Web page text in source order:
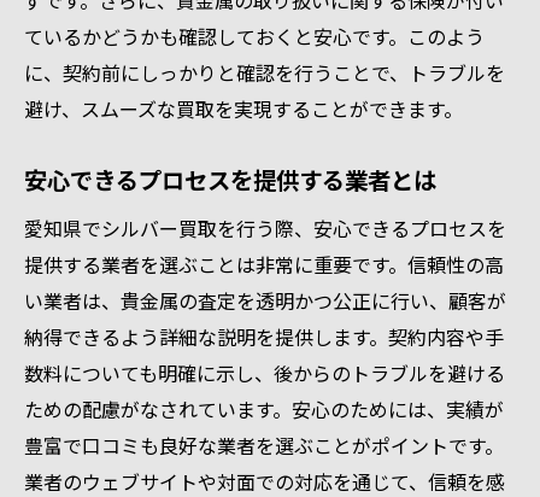
ているかどうかも確認しておくと安心です。このよう
に、契約前にしっかりと確認を行うことで、トラブルを
避け、スムーズな買取を実現することができます。
安心できるプロセスを提供する業者とは
愛知県でシルバー買取を行う際、安心できるプロセスを
提供する業者を選ぶことは非常に重要です。信頼性の高
い業者は、貴金属の査定を透明かつ公正に行い、顧客が
納得できるよう詳細な説明を提供します。契約内容や手
数料についても明確に示し、後からのトラブルを避ける
ための配慮がなされています。安心のためには、実績が
豊富で口コミも良好な業者を選ぶことがポイントです。
業者のウェブサイトや対面での対応を通じて、信頼を感